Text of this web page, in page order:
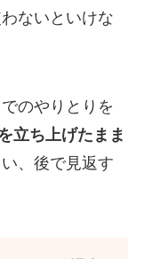
ないといけな
のやりとりを
立ち上げたまま
、後で見返す